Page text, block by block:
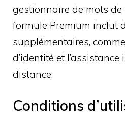
gestionnaire de mots de
formule Premium inclut
supplémentaires,
d’identité et
distance.
Conditions